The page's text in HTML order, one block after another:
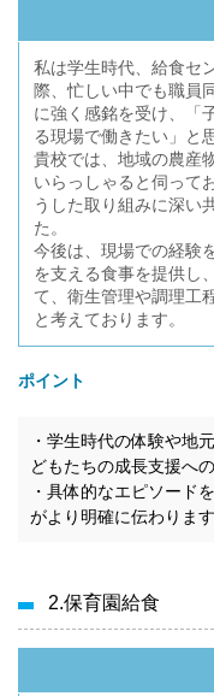
私は学生時代、給食セ
際、忙しい中でも職員
に強く感銘を受け、「
る現場で働きたい」と
貴校では、地域の農産
いらっしゃると伺って
うした取り組みに深い
た。
今後は、現場での経験
を支える食事を提供し
て、衛生管理や調理工
と考えております。
ポイント
・学生時代の体験や地
どもたちの成長支援へ
・具体的なエピソード
がより明確に伝わります
2.保育園給食